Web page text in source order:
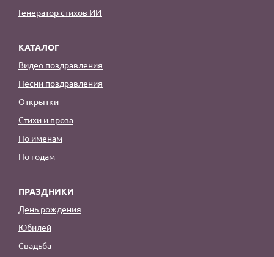
Генератор стихов ИИ
КАТАЛОГ
Видео поздравления
Песни поздравления
Открытки
Стихи и проза
По именам
По годам
ПРАЗДНИКИ
День рождения
Юбилей
Свадьба